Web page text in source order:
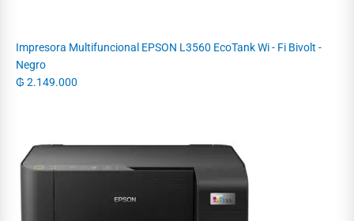
Impresora Multifuncional EPSON L3560 EcoTank Wi - Fi Bivolt -
Negro
₲ 2.149.000